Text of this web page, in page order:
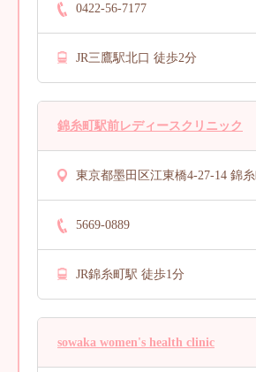
0422-56-7177
JR三鷹駅北口 徒歩2分
錦糸町駅前レディースクリニック
東京都墨田区江東橋4-27-14 錦
5669-0889
JR錦糸町駅 徒歩1分
sowaka women's health clinic